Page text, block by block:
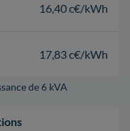
16,40 c€/kWh
17,83 c€/kWh
de 6 kVA